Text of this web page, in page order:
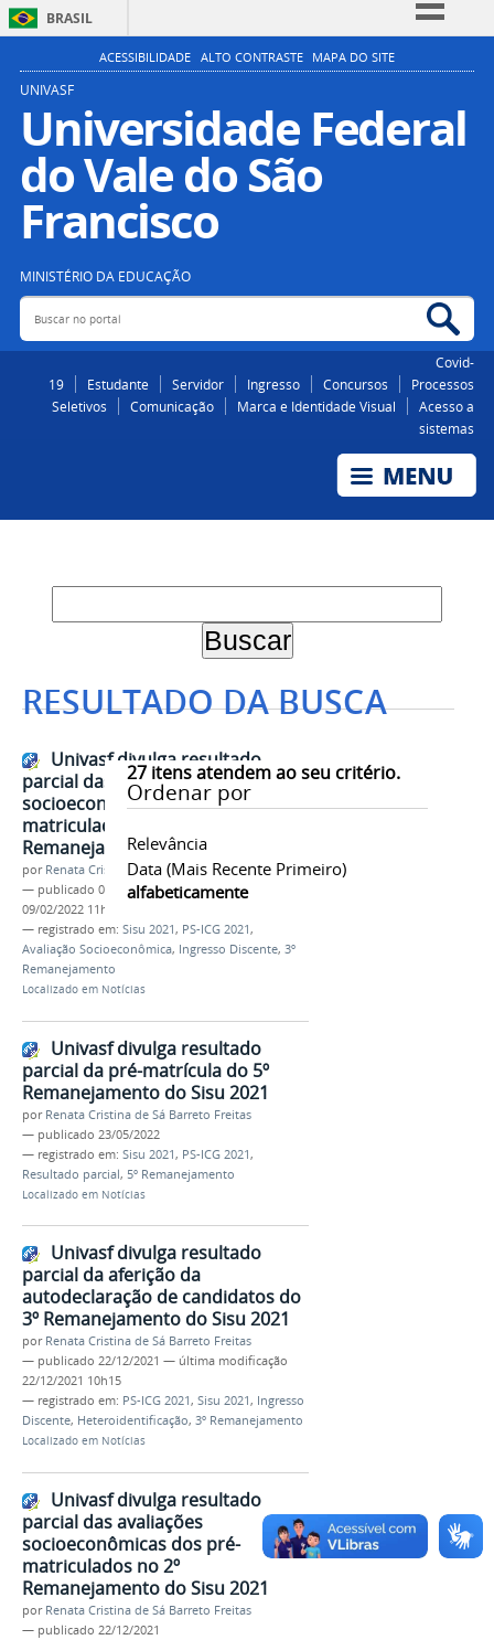
BRASIL
Simplifique!
Participe
Acesso à informação
Legislação
ACESSIBILIDADE ALTO CONTRASTE MAPA DO SITE
UNIVASF
Universidade Federal
do Vale do São
Francisco
MINISTÉRIO DA EDUCAÇÃO
Buscar no portal
Covid-
19
Estudante Servidor Ingresso Concursos
Processos
Seletivos
Comunicação Marca e Identidade Visual
Acesso a
sistemas
RESULTADO DA BUSCA
27itens atendem ao seu critério.
Ordenar por
Relevância
Data (mais Recente Primeiro)
alfabeticamente
Univasf divulga resultado
parcial das avaliações
socioeconômicas dos pré-
matriculados no 3º
Remanejamento do Sisu 2021
por Renata Cristina de Sá Barreto Freitas
— publicado 09/02/2022—última modificação
09/02/2022 11h50
— registrado em: Sisu 2021, PS-ICG 2021,
Avaliação Socioeconômica, Ingresso Discente, 3º
Remanejamento
Localizado em Notícias
Univasf divulga resultado
parcial da pré-matrícula do 5º
Remanejamento do Sisu 2021
por Renata Cristina de Sá Barreto Freitas
— publicado 23/05/2022
— registrado em: Sisu 2021, PS-ICG 2021,
Resultado parcial, 5º Remanejamento
Localizado em Notícias
Univasf divulga resultado
parcial da aferição da
autodeclaração de candidatos do
3º Remanejamento do Sisu 2021
por Renata Cristina de Sá Barreto Freitas
— publicado 22/12/2021 — última modificação
22/12/2021 10h15
— registrado em: PS-ICG 2021, Sisu 2021, Ingresso
Discente, Heteroidentificação, 3º Remanejamento
Localizado em Notícias
Univasf divulga resultado
parcial das avaliações
socioeconômicas dos pré-
matriculados no 2º
Remanejamento do Sisu 2021
por Renata Cristina de Sá Barreto Freitas
— publicado 22/12/2021